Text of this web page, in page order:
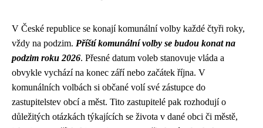
V České republice se konají komunální volby každé čtyři roky,
vždy na podzim. Příští komunální volby se budou konat na
podzim roku 2026. Přesné datum voleb stanovuje vláda a
obvykle vychází na konec září nebo začátek října. V
komunálních volbách si občané volí své zástupce do
zastupitelstev obcí a měst. Tito zastupitelé pak rozhodují o
důležitých otázkách týkajících se života v dané obci či městě,